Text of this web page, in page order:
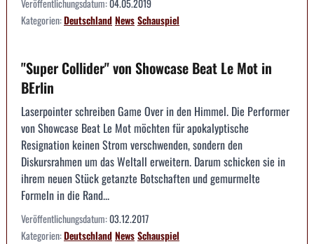
Veröffentlichungsdatum:04.05.2019
Kategorien:DeutschlandNewsSchauspiel
"Super Collider" von Showcase Beat Le Mot in
BErlin
Laserpointer schreiben Game Over in den Himmel. Die Performer
von Showcase Beat Le Mot möchten für apokalyptische
Resignation keinen Strom verschwenden, sondern den
Diskursrahmen um das Weltall erweitern. Darum schicken sie in
ihrem neuen Stück getanzte Botschaften und gemurmelte
Formeln in die Rand...
Veröffentlichungsdatum:03.12.2017
Kategorien:DeutschlandNewsSchauspiel